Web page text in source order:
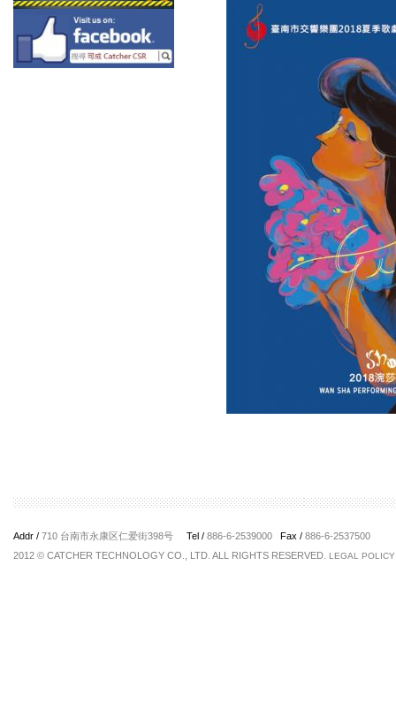
Addr / 710 台南市永康区仁爱街398号 Tel / 886-6-2539000 Fax / 886-6-2537500
2012 © CATCHER TECHNOLOGY CO., LTD. ALL RIGHTS RESERVED.
LEGAL POLICY